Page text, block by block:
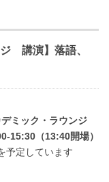
講演】落語、
ミック・ラウンジ
15:30（13:40開場）
予定しています